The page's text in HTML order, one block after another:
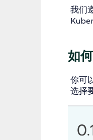
我们
如
你可
选择